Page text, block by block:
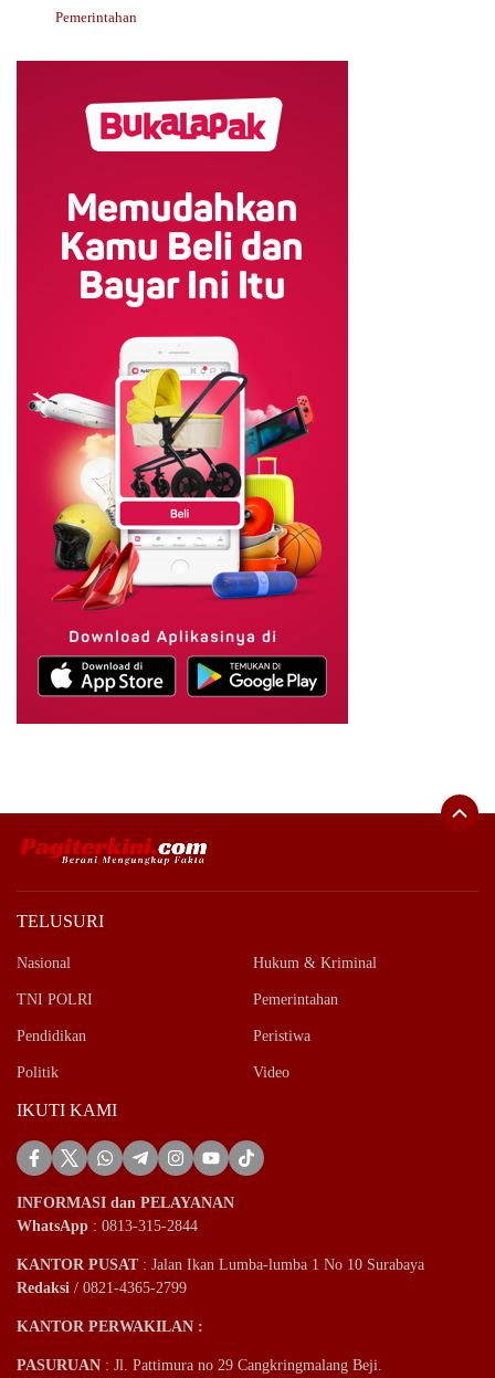
Pemerintahan
TELUSURI
Nasional Hukum & Kriminal
TNI POLRI Pemerintahan
Pendidikan Peristiwa
Politik Video
IKUTI KAMI
INFORMASI dan PELAYANAN
WhatsApp : 0813-315-2844
KANTOR PUSAT: Jalan Ikan Lumba-lumba 1 No 10 Surabaya
Redaksi / 0821-4365-2799
KANTOR PERWAKILAN :
PASURUAN : Jl. Pattimura no 29 Cangkringmalang Beji.